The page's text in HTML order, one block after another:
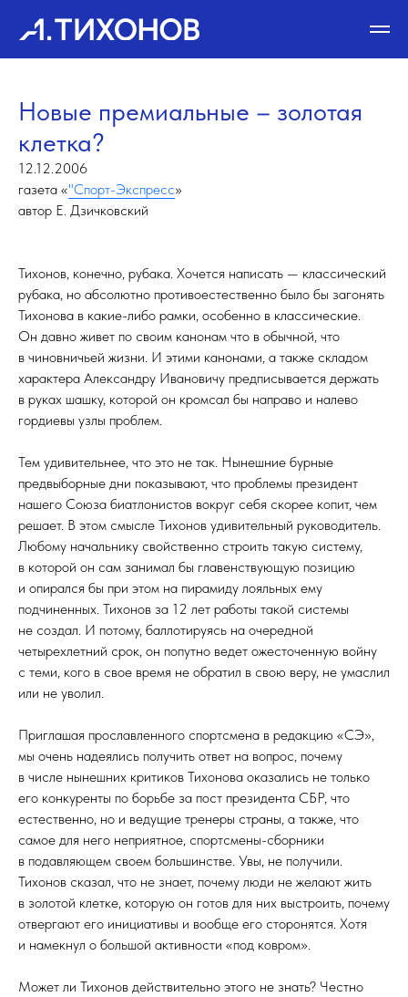
Новые премиальные – золотая
клетка?
12.12.2006
газета «"Спорт-Экспресс»
автор Е. Дзичковский
Тихонов, конечно, рубака. Хочется написать — классический
рубака, но абсолютно противоестественно было бы загонять
Тихонова в какие-либо рамки, особенно в классические.
Он давно живет по своим канонам что в обычной, что
в чиновничьей жизни. И этими канонами, а также складом
характера Александру Ивановичу предписывается держать
в руках шашку, которой он кромсал бы направо и налево
гордиевы узлы проблем.
Тем удивительнее, что это не так. Нынешние бурные
предвыборные дни показывают, что проблемы президент
нашего Союза биатлонистов вокруг себя скорее копит, чем
решает. В этом смысле Тихонов удивительный руководитель.
Любому начальнику свойственно строить такую систему,
в которой он сам занимал бы главенствующую позицию
и опирался бы при этом на пирамиду лояльных ему
подчиненных. Тихонов за 12 лет работы такой системы
не создал. И потому, баллотируясь на очередной
четырехлетний срок, он попутно ведет ожесточенную войну
с теми, кого в свое время не обратил в свою веру, не умаслил
или не уволил.
Приглашая прославленного спортсмена в редакцию «СЭ»,
мы очень надеялись получить ответ на вопрос, почему
в числе нынешних критиков Тихонова оказались не только
его конкуренты по борьбе за пост президента СБР, что
естественно, но и ведущие тренеры страны, а также, что
самое для него неприятное, спортсмены-сборники
в подавляющем своем большинстве. Увы, не получили.
Тихонов сказал, что не знает, почему люди не желают жить
в золотой клетке, которую он готов для них выстроить, почему
отвергают его инициативы и вообще его сторонятся. Хотя
и намекнул о большой активности «под ковром».
Может ли Тихонов действительно этого не знать? Честно